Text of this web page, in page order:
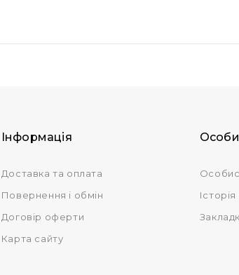
Інформація
Доставка та оплата
Повернення і обмін
Договiр оферти
Карта сайту